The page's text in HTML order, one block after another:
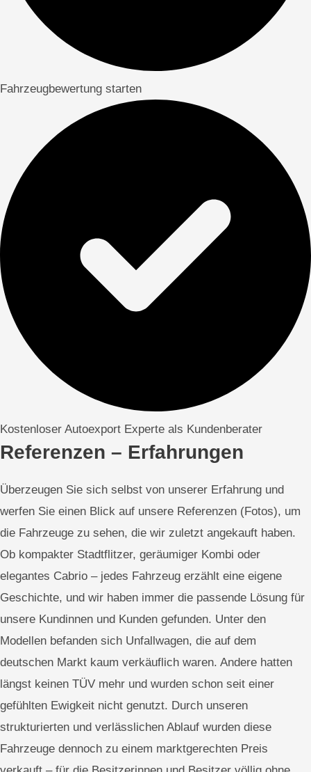
Fahrzeugbewertung starten
Kostenloser Autoexport Experte als Kundenberater
Referenzen – Erfahrungen
Überzeugen Sie sich selbst von unserer Erfahrung und
werfen Sie einen Blick auf unsere Referenzen (Fotos), um
die Fahrzeuge zu sehen, die wir zuletzt angekauft haben.
Ob kompakter Stadtflitzer, geräumiger Kombi oder
elegantes Cabrio – jedes Fahrzeug erzählt eine eigene
Geschichte, und wir haben immer die passende Lösung für
unsere Kundinnen und Kunden gefunden. Unter den
Modellen befanden sich Unfallwagen, die auf dem
deutschen Markt kaum verkäuflich waren. Andere hatten
längst keinen TÜV mehr und wurden schon seit einer
gefühlten Ewigkeit nicht genutzt. Durch unseren
strukturierten und verlässlichen Ablauf wurden diese
Fahrzeuge dennoch zu einem marktgerechten Preis